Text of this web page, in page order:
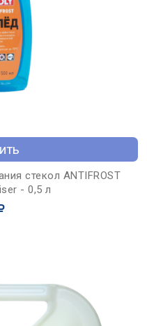
стекол ANTIFROST
- 0,5 л